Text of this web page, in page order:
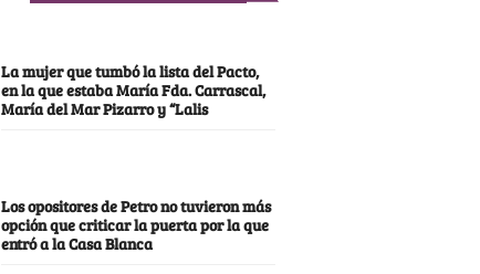
La mujer que tumbó la lista del Pacto,
en la que estaba María Fda. Carrascal,
María del Mar Pizarro y “Lalis
Los opositores de Petro no tuvieron más
opción que criticar la puerta por la que
entró a la Casa Blanca